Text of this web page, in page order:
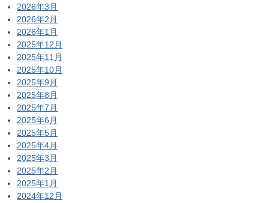
2026年3月
2026年2月
2026年1月
2025年12月
2025年11月
2025年10月
2025年9月
2025年8月
2025年7月
2025年6月
2025年5月
2025年4月
2025年3月
2025年2月
2025年1月
2024年12月